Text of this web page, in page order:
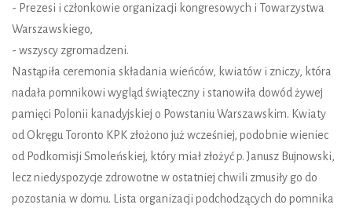
- Prezesi i członkowie organizacji kongresowych i Towarzystwa
Warszawskiego,
- wszyscy zgromadzeni.
Nastąpiła ceremonia składania wieńców, kwiatów i zniczy, która
nadała pomnikowi wygląd świąteczny i stanowiła dowód żywej
pamięci Polonii kanadyjskiej o Powstaniu Warszawskim. Kwiaty
od Okręgu Toronto KPK złożono już wcześniej, podobnie wieniec
od Podkomisji Smoleńskiej, który miał złożyć p. Janusz Bujnowski,
lecz niedyspozycje zdrowotne w ostatniej chwili zmusiły go do
pozostania w domu. Lista organizacji podchodzących do pomnika